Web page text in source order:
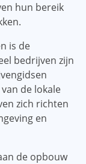
hun bereik
is de
bedrijven zijn
de lokale
zich richten
en
de opbouw